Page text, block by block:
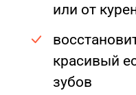
или от
красивый
зубов